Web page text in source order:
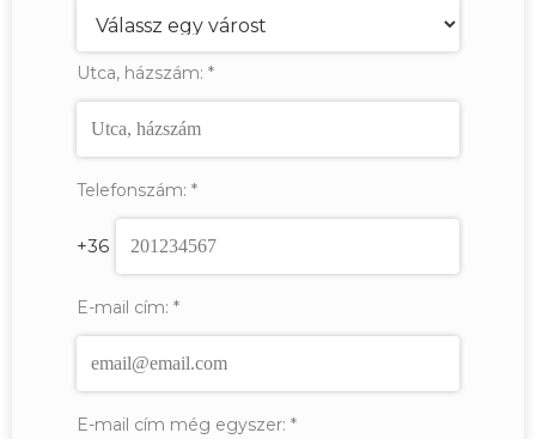
Utca, házszám: *
Telefonszám: *
+36
E-mail cím: *
E-mail cím még egyszer: *